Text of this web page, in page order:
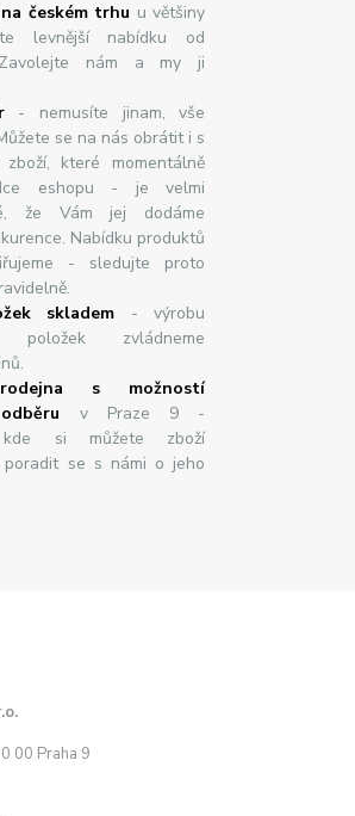
českém trhu u většiny
levnější nabídku od
Zavolejte nám a my ji
- nemusíte jinam, vše
se na nás obrátit i s
které momentálně
eshopu - je velmi
že Vám jej dodáme
Nabídku produktů
- sledujte proto
skladem - výrobu
položek zvládneme
s možností
v Praze 9 -
kde si můžete zboží
se s námi o jeho
00 Praha 9